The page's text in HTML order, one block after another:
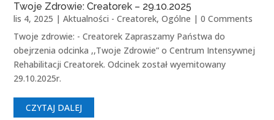
Twoje Zdrowie: Creatorek – 29.10.2025
lis 4, 2025 |Aktualności - Creatorek,Ogólne | 0 Comments
Twoje zdrowie: - Creatorek Zapraszamy Państwa do
obejrzenia odcinka ,,Twoje Zdrowie” o Centrum Intensywnej
Rehabilitacji Creatorek. Odcinek został wyemitowany
29.10.2025r.
CZYTAJ DALEJ